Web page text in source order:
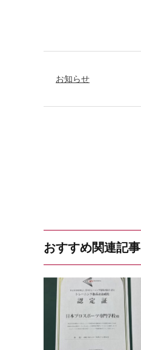
お知らせ
おすすめ関連記事